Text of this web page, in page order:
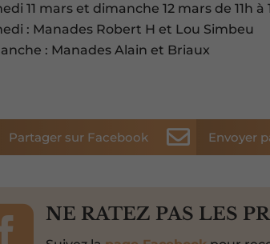
11 mars et dimanche 12 mars de 11h
: Manades Robert H et Lou Simbeu
: Manades Alain et Briaux
Partager sur Facebook  Envoyer
NE RATEZ PAS LES